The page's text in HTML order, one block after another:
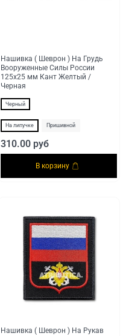
Нашивка ( Шеврон ) На Грудь
Вооруженные Силы России
125х25 мм Кант Желтый /
Черная
Черный
На липучке Пришивной
310.00 руб
В корзину
Нашивка ( Шеврон ) На Рукав